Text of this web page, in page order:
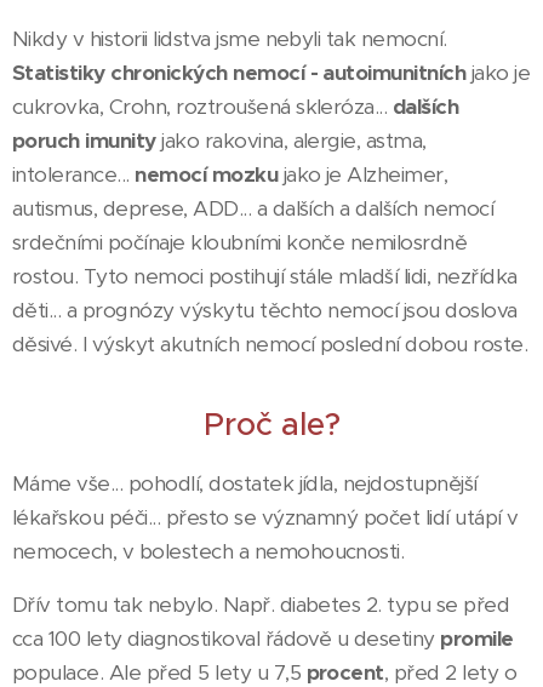
Nikdy v historii lidstva jsme nebyli tak nemocní.
Statistiky chronických nemocí - autoimunitníchjako je
cukrovka, Crohn, roztroušená skleróza... dalších
poruch imunityjako rakovina, alergie, astma,
intolerance... nemocí mozkujako je Alzheimer,
autismus, deprese, ADD... a dalších a dalších nemocí
srdečními počínaje kloubními konče nemilosrdně
rostou. Tyto nemoci postihují stále mladší lidi, nezřídka
děti... a prognózy výskytu těchto nemocí jsou doslova
děsivé. I výskyt akutních nemocí poslední dobou roste.
Proč ale?
Máme vše... pohodlí, dostatek jídla, nejdostupnější
lékařskou péči... přesto se významný počet lidí utápí v
nemocech, v bolestech a nemohoucnosti.
Dřív tomu tak nebylo. Např. diabetes 2. typu se před
cca 100 lety diagnostikoval řádově u desetiny promile
populace. Ale před 5 lety u 7,5 procent, před 2 lety o